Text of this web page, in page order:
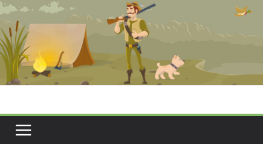
Перейти
содержимому